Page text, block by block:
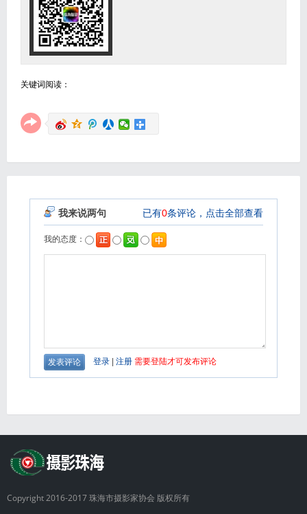
关键词阅读：
Copyright 2016-2017 珠海市摄影家协会 版权所有